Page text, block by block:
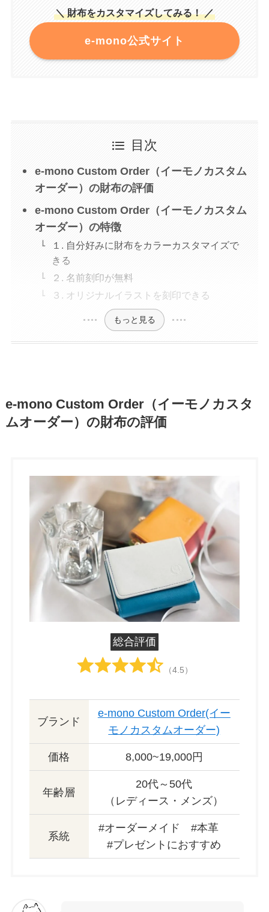
＼ 財布をカスタマイズしてみる！ ／
e-mono公式サイト
目次
e-mono Custom Order（イーモノカスタム
オーダー）の財布の評価
e-mono Custom Order（イーモノカスタム
オーダー）の特徴
１. 自分好みに財布をカラーカスタマイズで
きる
２. 名前刻印が無料
３. オリジナルイラストを刻印できる
もっと見る
e-mono Custom Order（イーモノカスタ
ムオーダー）の財布の評価
総合評価
（4.5）
ブランド
e-mono Custom Order(イー
モノカスタムオーダー)
価格 8,000~19,000円
年齢層
20代～50代
（レディース・メンズ）
系統
#オーダーメイド #本革
#プレゼントにおすすめ